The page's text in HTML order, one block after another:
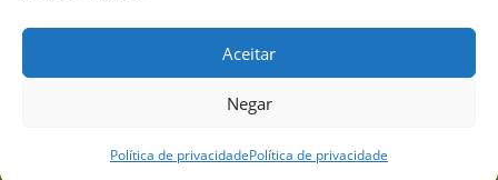
Aceitar
Negar
Política de privacidadePolítica de privacidade